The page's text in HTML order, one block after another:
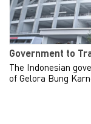
Government to
The Indonesian
of Gelora Bung